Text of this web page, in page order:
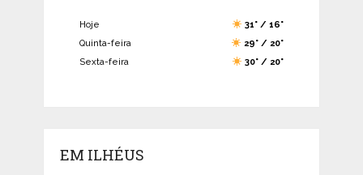
Hoje
31° / 16°
Quinta-feira
29° / 20°
Sexta-feira
30° / 20°
EM ILHÉUS